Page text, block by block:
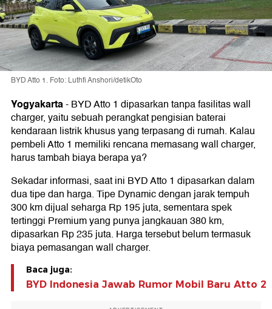
BYD Atto 1. Foto: Luthfi Anshori/detikOto
Yogyakarta-BYD Atto 1 dipasarkan tanpa fasilitas wall
charger, yaitu sebuah perangkat pengisian baterai
kendaraan listrik khusus yang terpasang di rumah. Kalau
pembeli Atto 1 memiliki rencana memasang wall charger,
harus tambah biaya berapa ya?
Sekadar informasi, saat ini BYD Atto 1 dipasarkan dalam
dua tipe dan harga. Tipe Dynamic dengan jarak tempuh
300 km dijual seharga Rp 195 juta, sementara spek
tertinggi Premium yang punya jangkauan 380 km,
dipasarkan Rp 235 juta. Harga tersebut belum termasuk
biaya pemasangan wall charger.
Baca juga:
BYD Indonesia Jawab Rumor Mobil Baru Atto 2